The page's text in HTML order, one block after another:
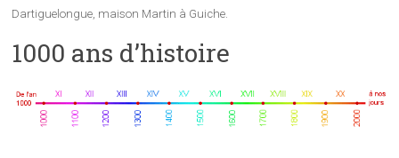
Dartiguelongue, maison Martin à Guiche.
1000 ans d’histoire